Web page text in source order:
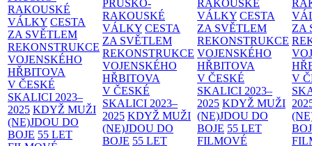
RAKOUSKÉ
VÁLKY CESTA
ZA SVĚTLEM
REKONSTRUKCE
VOJENSKÉHO
HŘBITOVA
V ČESKÉ
SKALICI 2023–
2025 KDYŽ MUŽI
(NE)JDOU DO
BOJE 55 LET
PRUSKO-
RAKOUSKÉ
VÁLKY CESTA
ZA SVĚTLEM
REKONSTRUKCE
VOJENSKÉHO
HŘBITOVA
V ČESKÉ
SKALICI 2023–
2025 KDYŽ MUŽI
(NE)JDOU DO
BOJE 55 LET
RAKOUSKÉ
VÁLKY CESTA
ZA SVĚTLEM
REKONSTRUKCE
VOJENSKÉHO
HŘBITOVA
V ČESKÉ
SKALICI 2023–
2025 KDYŽ MUŽI
(NE)JDOU DO
BOJE 55 LET
FILMOVÉ
ZA
V